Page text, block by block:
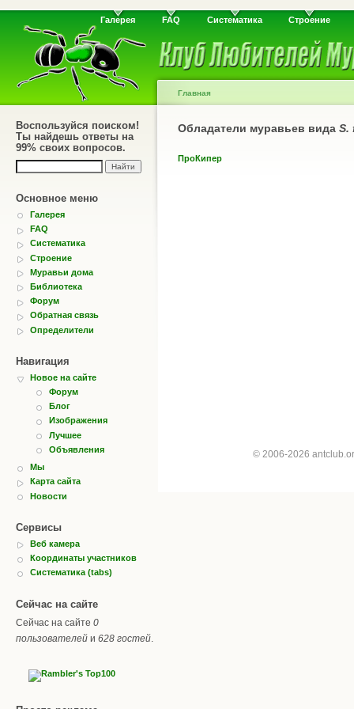
Галерея FAQ Систематика Строение
Воспользуйся поиском!
Ты найдешь ответы на
99% своих вопросов.
Основное меню
Галерея
FAQ
Систематика
Строение
Муравьи дома
Библиотека
Форум
Обратная связь
Определители
Навигация
Новое на сайте
Форум
Блог
Изображения
Лучшее
Объявления
Мы
Карта сайта
Новости
Сервисы
Веб камера
Координаты участников
Систематика (tabs)
Сейчас на сайте
Сейчас на сайте 0
пользователей и 628 гостей
Главная
Обладатели муравьев вида S.
ПроКипер
© 2006-2026